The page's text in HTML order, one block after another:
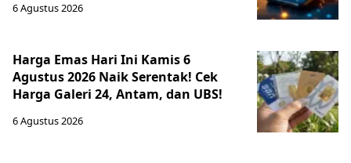
6 Agustus 2026
Harga Emas Hari Ini Kamis 6
Agustus 2026 Naik Serentak! Cek
Harga Galeri 24, Antam, dan UBS!
6 Agustus 2026